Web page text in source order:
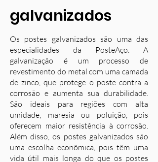
galvanizados
Os postes galvanizados são uma das
especialidades da PosteAço. A
galvanização é um processo de
revestimento do metal com uma camada
de zinco, que protege o poste contra a
corrosão e aumenta sua durabilidade.
São ideais para regiões com alta
umidade, maresia ou poluição, pois
oferecem maior resistência à corrosão.
Além disso, os postes galvanizados são
uma escolha econômica, pois têm uma
vida útil mais longa do que os postes